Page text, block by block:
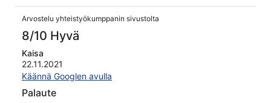
Arvostelu yhteistyökumppanin sivustolta
8/10 Hyvä
Kaisa
22.11.2021
Käännä Googlen avulla
Palaute